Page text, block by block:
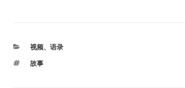
分
视频、 语录
标
故事